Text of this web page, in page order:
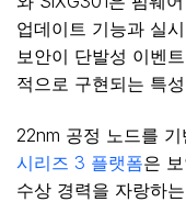
업데이트 기능과 실
보안이 단발성 이벤
적으로 구현되는 특
22nm 공정 노드를
시리즈 3 플랫폼은
수상 경력을 자랑하